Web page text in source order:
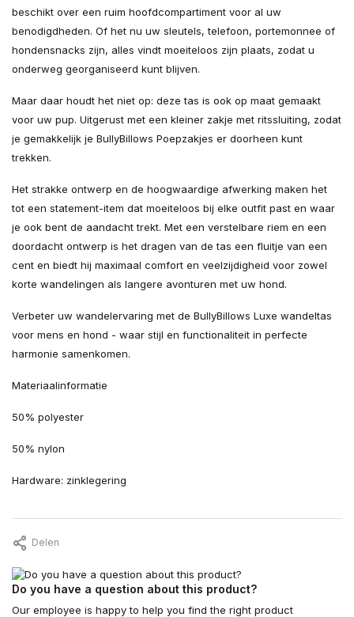
beschikt over een ruim hoofdcompartiment voor al uw
benodigdheden. Of het nu uw sleutels, telefoon, portemonnee of
hondensnacks zijn, alles vindt moeiteloos zijn plaats, zodat u
onderweg georganiseerd kunt blijven.
Maar daar houdt het niet op: deze tas is ook op maat gemaakt
voor uw pup. Uitgerust met een kleiner zakje met ritssluiting, zodat
je gemakkelijk je BullyBillows Poepzakjes er doorheen kunt
trekken.
Het strakke ontwerp en de hoogwaardige afwerking maken het
tot een statement-item dat moeiteloos bij elke outfit past en waar
je ook bent de aandacht trekt. Met een verstelbare riem en een
doordacht ontwerp is het dragen van de tas een fluitje van een
cent en biedt hij maximaal comfort en veelzijdigheid voor zowel
korte wandelingen als langere avonturen met uw hond.
Verbeter uw wandelervaring met de BullyBillows Luxe wandeltas
voor mens en hond - waar stijl en functionaliteit in perfecte
harmonie samenkomen.
Materiaalinformatie
50% polyester
50% nylon
Hardware: zinklegering
Delen
Do you have a question about this product?
Our employee is happy to help you find the right product